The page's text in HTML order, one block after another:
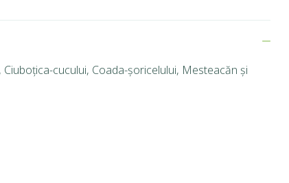
cucului, Coada-șoricelului, Mesteacăn și